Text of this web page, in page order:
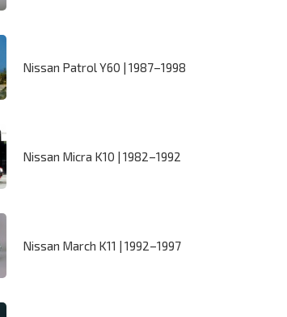
Nissan Patrol Y60 | 1987–1998
Nissan Micra K10 | 1982–1992
Nissan March K11 | 1992–1997